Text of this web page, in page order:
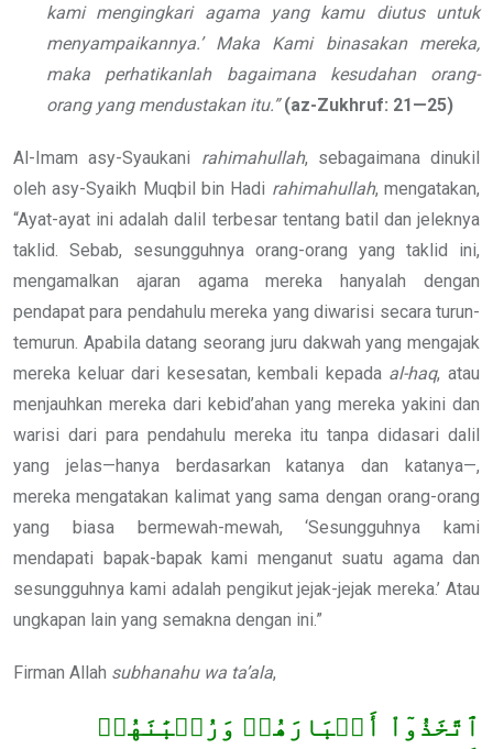
kami mengingkari agama yang kamu diutus untuk
menyampaikannya.’ Maka Kami binasakan mereka,
maka perhatikanlah bagaimana kesudahan orang-
orang yang mendustakan itu.” (az-Zukhruf: 21—25)
Al-Imam asy-Syaukani rahimahullah, sebagaimana dinukil
oleh asy-Syaikh Muqbil bin Hadi rahimahullah, mengatakan,
“Ayat-ayat ini adalah dalil terbesar tentang batil dan jeleknya
taklid. Sebab, sesungguhnya orang-orang yang taklid ini,
mengamalkan ajaran agama mereka hanyalah dengan
pendapat para pendahulu mereka yang diwarisi secara turun-
temurun. Apabila datang seorang juru dakwah yang mengajak
mereka keluar dari kesesatan, kembali kepada al-haq, atau
menjauhkan mereka dari kebid’ahan yang mereka yakini dan
warisi dari para pendahulu mereka itu tanpa didasari dalil
yang jelas—hanya berdasarkan katanya dan katanya—,
mereka mengatakan kalimat yang sama dengan orang-orang
yang biasa bermewah-mewah, ‘Sesungguhnya kami
mendapati bapak-bapak kami menganut suatu agama dan
sesungguhnya kami adalah pengikut jejak-jejak mereka.’ Atau
ungkapan lain yang semakna dengan ini.”
Firman Allah subhanahu wa ta’ala,
ٱتَّخَذُوٓاْ أَحۡبَارَهُمۡ وَرُهۡبَٰنَهُمۡ